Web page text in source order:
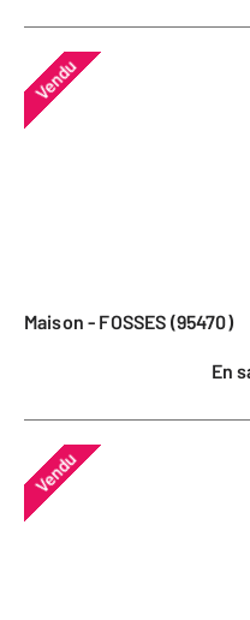
Vendu
Maison - FOSSES (95470)
En
Vendu